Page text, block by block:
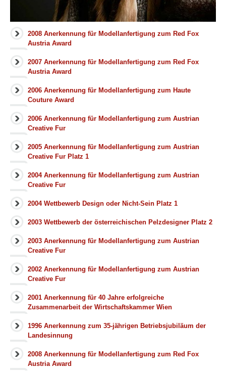
2008 Anerkennung für Modellanfertigung zum Red Fox
Austria Award
2007 Anerkennung für Modellanfertigung zum Red Fox
Austria Award
2006 Anerkennung für Modellanfertigung zum Haute
Couture Award
2006 Anerkennung für Modellanfertigung zum Austrian
Creative Fur
2005 Anerkennung für Modellanfertigung zum Austrian
Creative Fur Platz 1
2004 Anerkennung für Modellanfertigung zum Austrian
Creative Fur
2004 Wettbewerb Design oder Nicht-Sein Platz 1
2003 Wettbewerb der österreichischen Pelzdesigner Platz 2
2003 Anerkennung für Modellanfertigung zum Austrian
Creative Fur
2002 Anerkennung für Modellanfertigung zum Austrian
Creative Fur
2001 Anerkennung für 40 Jahre erfolgreiche
Zusammenarbeit der Wirtschaftskammer Wien
1996 Anerkennung zum 35-jährigen Betriebsjubiläum der
Landesinnung
2008 Anerkennung für Modellanfertigung zum Red Fox
Austria Award